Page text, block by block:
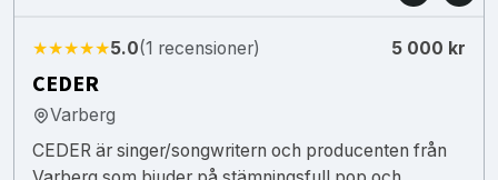
★★★★★5.0(1 recensioner) 5 000 kr
CEDER
Varberg
CEDER är singer/songwritern och producenten från